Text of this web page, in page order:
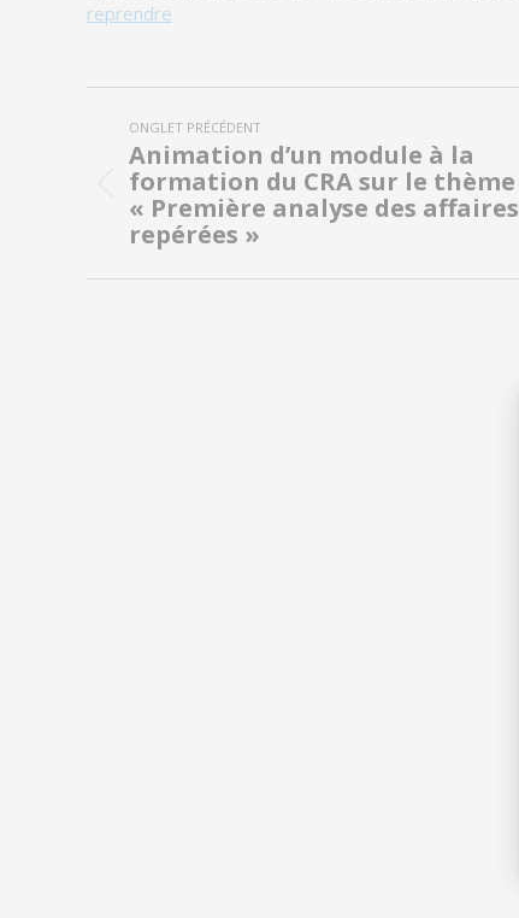
reprendre
Navigation
commentaire
ONGLET PRÉCÉDENT
Onglet
précédent
Animation d’un module à la
formation du CRA sur le thème
« Première analyse des affaires
repérées »